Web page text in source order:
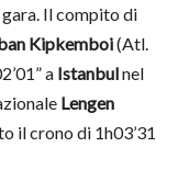
Il compito di
Kipkemboi(Atl.
a Istanbulnel
Lengen
il crono di 1h03’31